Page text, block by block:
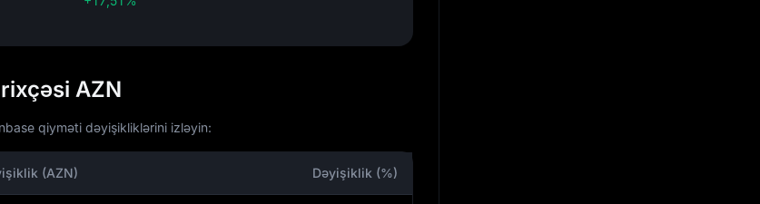
AZN
qiyməti dəyişikliklərini izləyin:
(AZN) Dəyişiklik (%)